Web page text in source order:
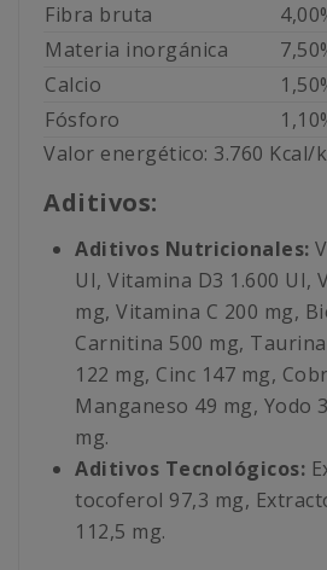
Fibra bruta
Materia inorgánica
Calcio
Fósforo
Valor energético: 3.760 Kcal/
Aditivos:
Aditivos Nutricionales:
UI, Vitamina D3 1.600 UI,
mg, Vitamina C 200 mg,
Carnitina 500 mg,
122 mg, Cinc 147 mg,
Manganeso 49 mg, Yodo
mg.
Aditivos Tecnológicos:
tocoferol 97,3 mg,
112,5 mg.